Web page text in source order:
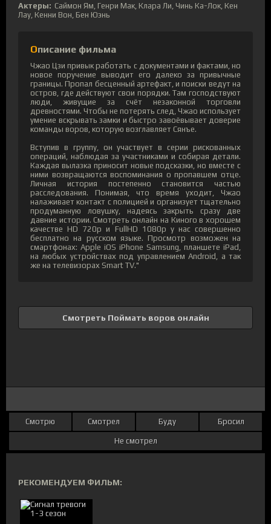
Актеры: Саймон Ям, Генри Мак, Клара Ли, Чинь Ка-Лок, Кен
Лау, Кенни Вон, Бен Юэнь
Описание фильма
Чжао Цзи привык работать с документами и фактами, но
новое поручение выводит его далеко за привычные
границы. Пропал бесценный артефакт, и поиски ведут на
остров, где действуют свои порядки. Там господствуют
люди, живущие за счёт незаконной торговли
древностями. Чтобы не потерять след, Чжао использует
умение вскрывать замки и быстро завоёвывает доверие
команды воров, которую возглавляет Сянъе.
Вступив в группу, он участвует в серии рискованных
операций, наблюдая за участниками и собирая детали.
Каждая вылазка приносит новые подсказки, но вместе с
ними возвращаются воспоминания о пропавшем отце.
Личная история постепенно становится частью
расследования. Понимая, что время уходит, Чжао
налаживает контакт с полицией и организует тщательно
продуманную ловушку, надеясь закрыть сразу две
давние истории. Смотреть онлайн на Киного в хорошем
качестве HD 720p и FullHD 1080p у нас совершенно
бесплатно на русском языке. Просмотр возможен на
смартфонах: Apple iOS iPhone Samsung, планшете iPad,
на любых устройствах под управлением Android, а так
же на телевизорах Smart TV."
Смотреть Поймать воров онлайн
Смотрю Смотрел Буду Бросил
Не смотрел
РЕКОМЕНДУЕМ ФИЛЬМ: